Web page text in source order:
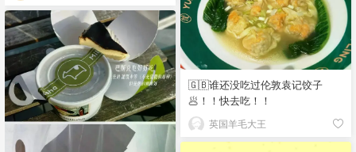
🇬🇧谁还没吃过伦敦袁记饺子
🥟！！快去吃！！
英国羊毛大王